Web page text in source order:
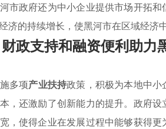
市政府还为中小企业提供市场开拓
济的持续增长，使黑河市在区域经济
财政支持和融资便利助力
多项产业扶持政策，积极为本地中
，还激励了创新能力的提升。政府
，使得企业在发展过程中能够获得